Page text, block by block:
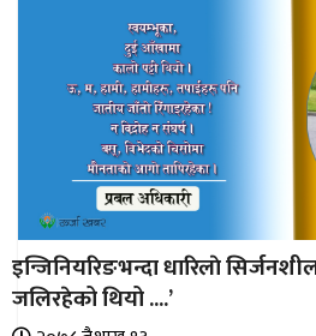
इन्जिनियरिङभन्दा धारिलाे
जलिरहेको थियो ....’